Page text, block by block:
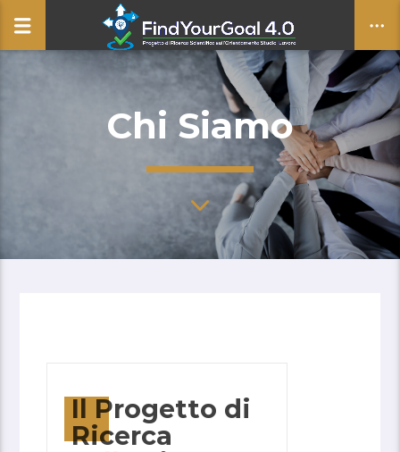
CLOSEChi Siamo
Il Progetto di
Ricerca